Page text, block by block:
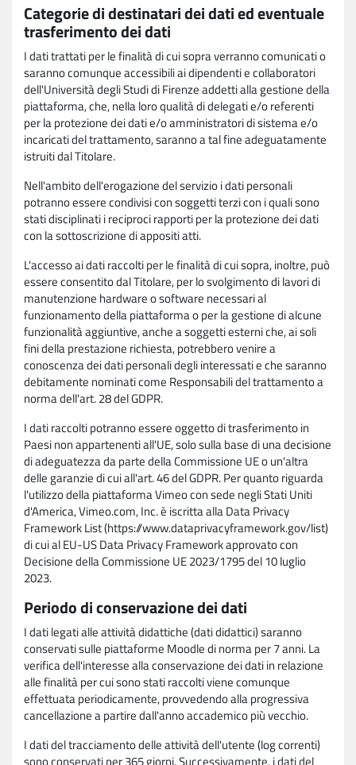
Categorie di destinatari dei dati ed eventuale
trasferimento dei dati
I dati trattati per le finalità di cui sopra verranno comunicati o
saranno comunque accessibili ai dipendenti e collaboratori
dell'Università degli Studi di Firenze addetti alla gestione della
piattaforma, che, nella loro qualità di delegati e/o referenti
per la protezione dei dati e/o amministratori di sistema e/o
incaricati del trattamento, saranno a tal fine adeguatamente
istruiti dal Titolare.
Nell'ambito dell'erogazione del servizio i dati personali
potranno essere condivisi con soggetti terzi con i quali sono
stati disciplinati i reciproci rapporti per la protezione dei dati
con la sottoscrizione di appositi atti.
L'accesso ai dati raccolti per le finalità di cui sopra, inoltre, può
essere consentito dal Titolare, per lo svolgimento di lavori di
manutenzione hardware o software necessari al
funzionamento della piattaforma o per la gestione di alcune
funzionalità aggiuntive, anche a soggetti esterni che, ai soli
fini della prestazione richiesta, potrebbero venire a
conoscenza dei dati personali degli interessati e che saranno
debitamente nominati come Responsabili del trattamento a
norma dell'art. 28 del GDPR.
I dati raccolti potranno essere oggetto di trasferimento in
Paesi non appartenenti all'UE, solo sulla base di una decisione
di adeguatezza da parte della Commissione UE o un'altra
delle garanzie di cui all'art. 46 del GDPR. Per quanto riguarda
l'utilizzo della piattaforma Vimeo con sede negli Stati Uniti
d'America, Vimeo.com, Inc. è iscritta alla Data Privacy
Framework List (https://www.dataprivacyframework.gov/list)
di cui al EU-US Data Privacy Framework approvato con
Decisione della Commissione UE 2023/1795 del 10 luglio
2023.
Periodo di conservazione dei dati
I dati legati alle attività didattiche (dati didattici) saranno
conservati sulle piattaforme Moodle di norma per 7 anni. La
verifica dell'interesse alla conservazione dei dati in relazione
alle finalità per cui sono stati raccolti viene comunque
effettuata periodicamente, provvedendo alla progressiva
cancellazione a partire dall'anno accademico più vecchio.
I dati del tracciamento delle attività dell'utente (log correnti)
sono conservati per 365 giorni. Successivamente, i dati del